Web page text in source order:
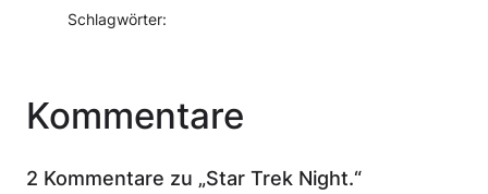
Schlagwörter:
Kommentare
2 Kommentare zu „Star Trek Night.“